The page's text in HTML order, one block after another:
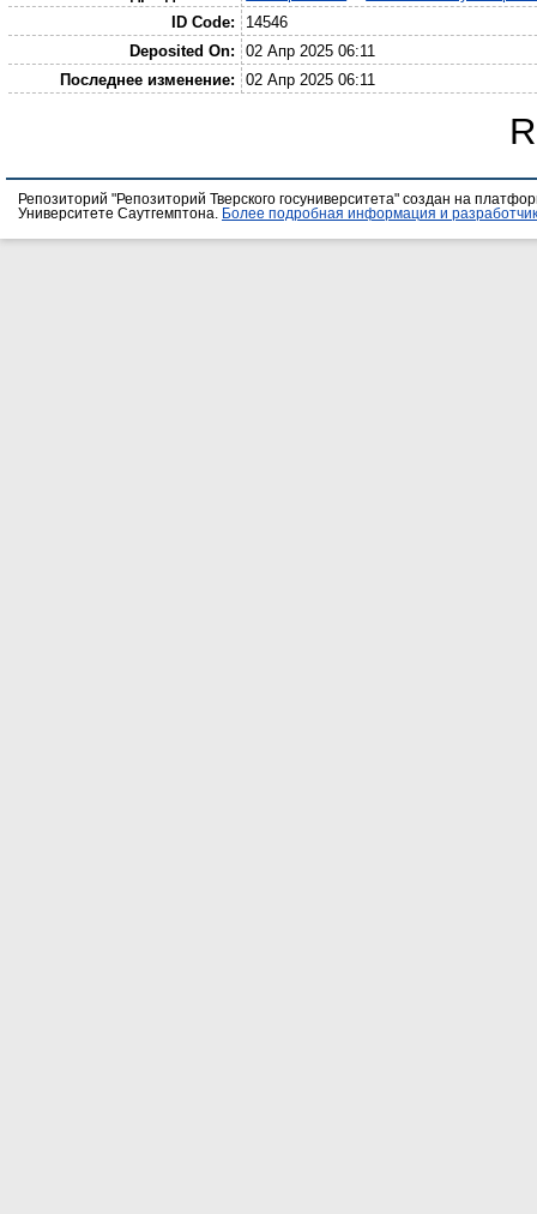
ID Code:
14546
Deposited On:
02 Апр 2025 06:11
Последнее изменение:
02 Апр 2025 06:11
Репозиторий "Репозиторий Тверского госуниверситета" создан на
Университете Саутгемптона. Более подробная информация и